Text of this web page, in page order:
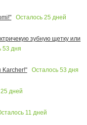
Осталось 25 дней
зубную щетку или
53 дня
Karcher!"
Осталось 53 дня
25 дней
11 дней